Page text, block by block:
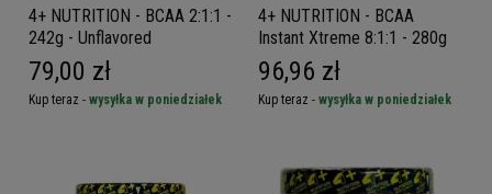
4+ NUTRITION - BCAA 2:1:1 -
242g - Unflavored
79,00 zł
Kup teraz - wysyłka w poniedziałek
4+ NUTRITION - BCAA
Instant Xtreme 8:1:1 - 280g
96,96 zł
Kup teraz - wysyłka w poniedziałek